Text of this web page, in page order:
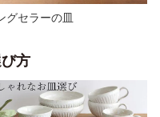
グセラーの皿
方